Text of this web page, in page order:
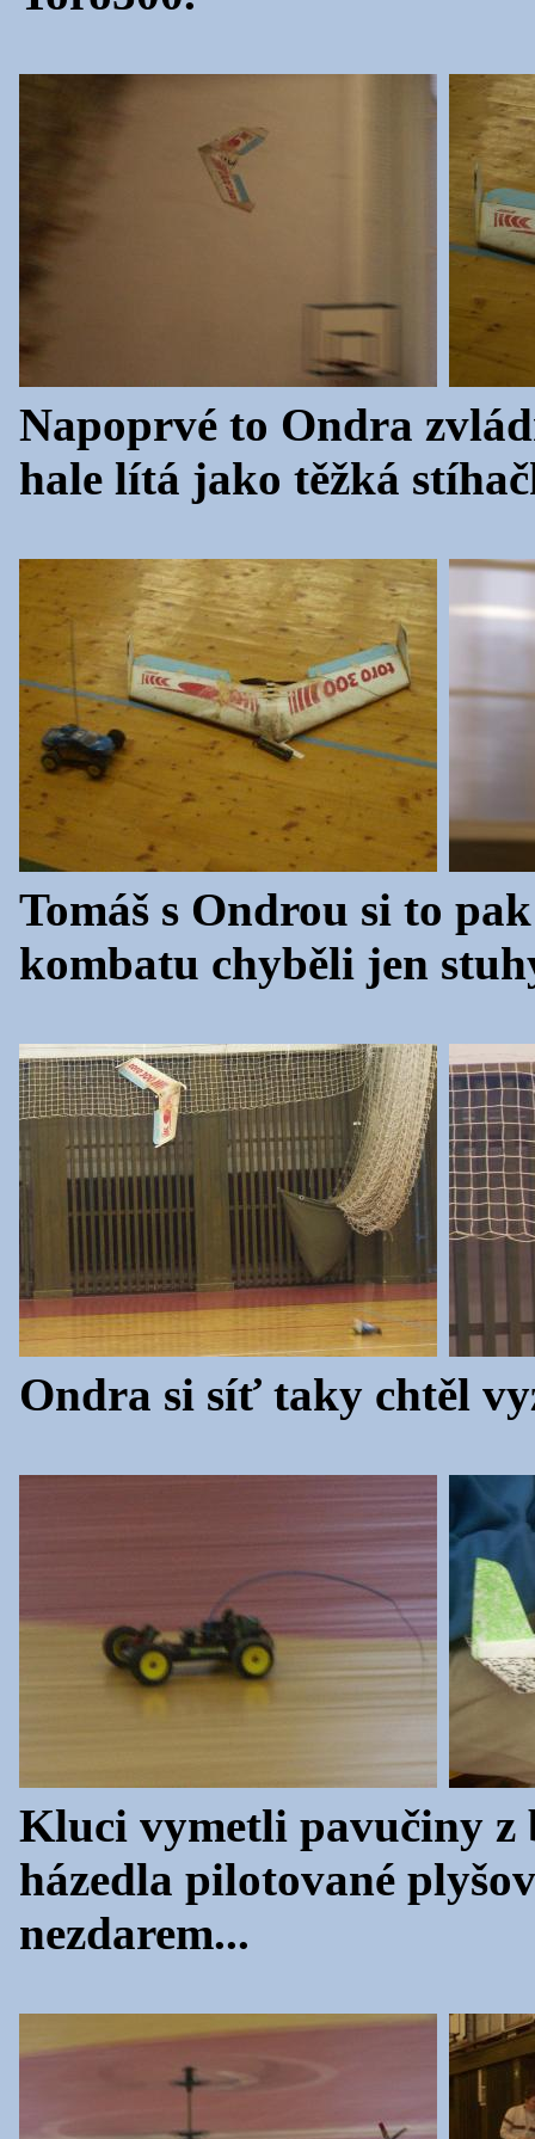
Napoprvé to Ondra
hale lítá jako těžká
Tomáš s Ondrou si to
kombatu chyběli jen
Ondra si síť taky chtěl
Kluci vymetli pavučiny z
házedla pilotované
nezdarem...